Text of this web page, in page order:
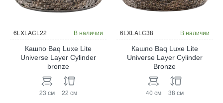
6LXLACL22 В наличии
Кашпо Baq Luxe Lite
Universe Layer Cylinder
bronze
23 см 22 см
6LXLALC38 В наличии
Кашпо Baq Luxe Lite
Universe Layer Cylinder
Bronze
40 см 38 см